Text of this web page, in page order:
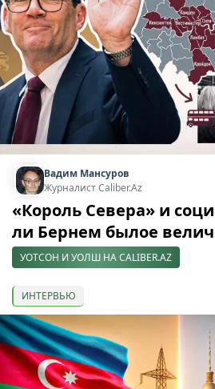
Вадим Мансуров
Журналист Caliber.Az
«Король Севера» и
ли Бернем былое
УОТСОН И УОЛШ НА CALIBER.AZ
ИНТЕРВЬЮ